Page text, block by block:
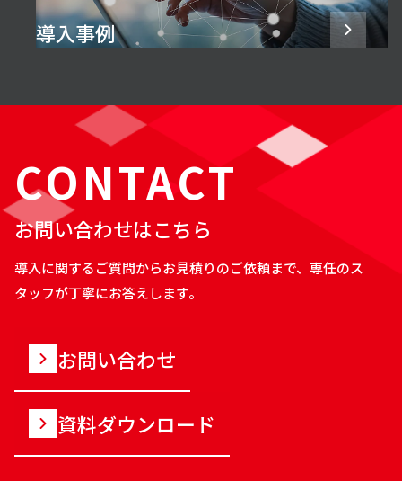
導入事例
CONTACT
お問い合わせはこちら
導入に関するご質問からお見積りのご依頼まで、専任のス
タッフが丁寧にお答えします。
お問い合わせ
資料ダウンロード